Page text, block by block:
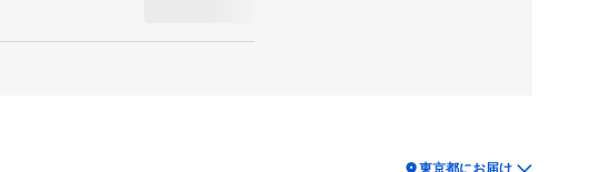
東京都にお届け